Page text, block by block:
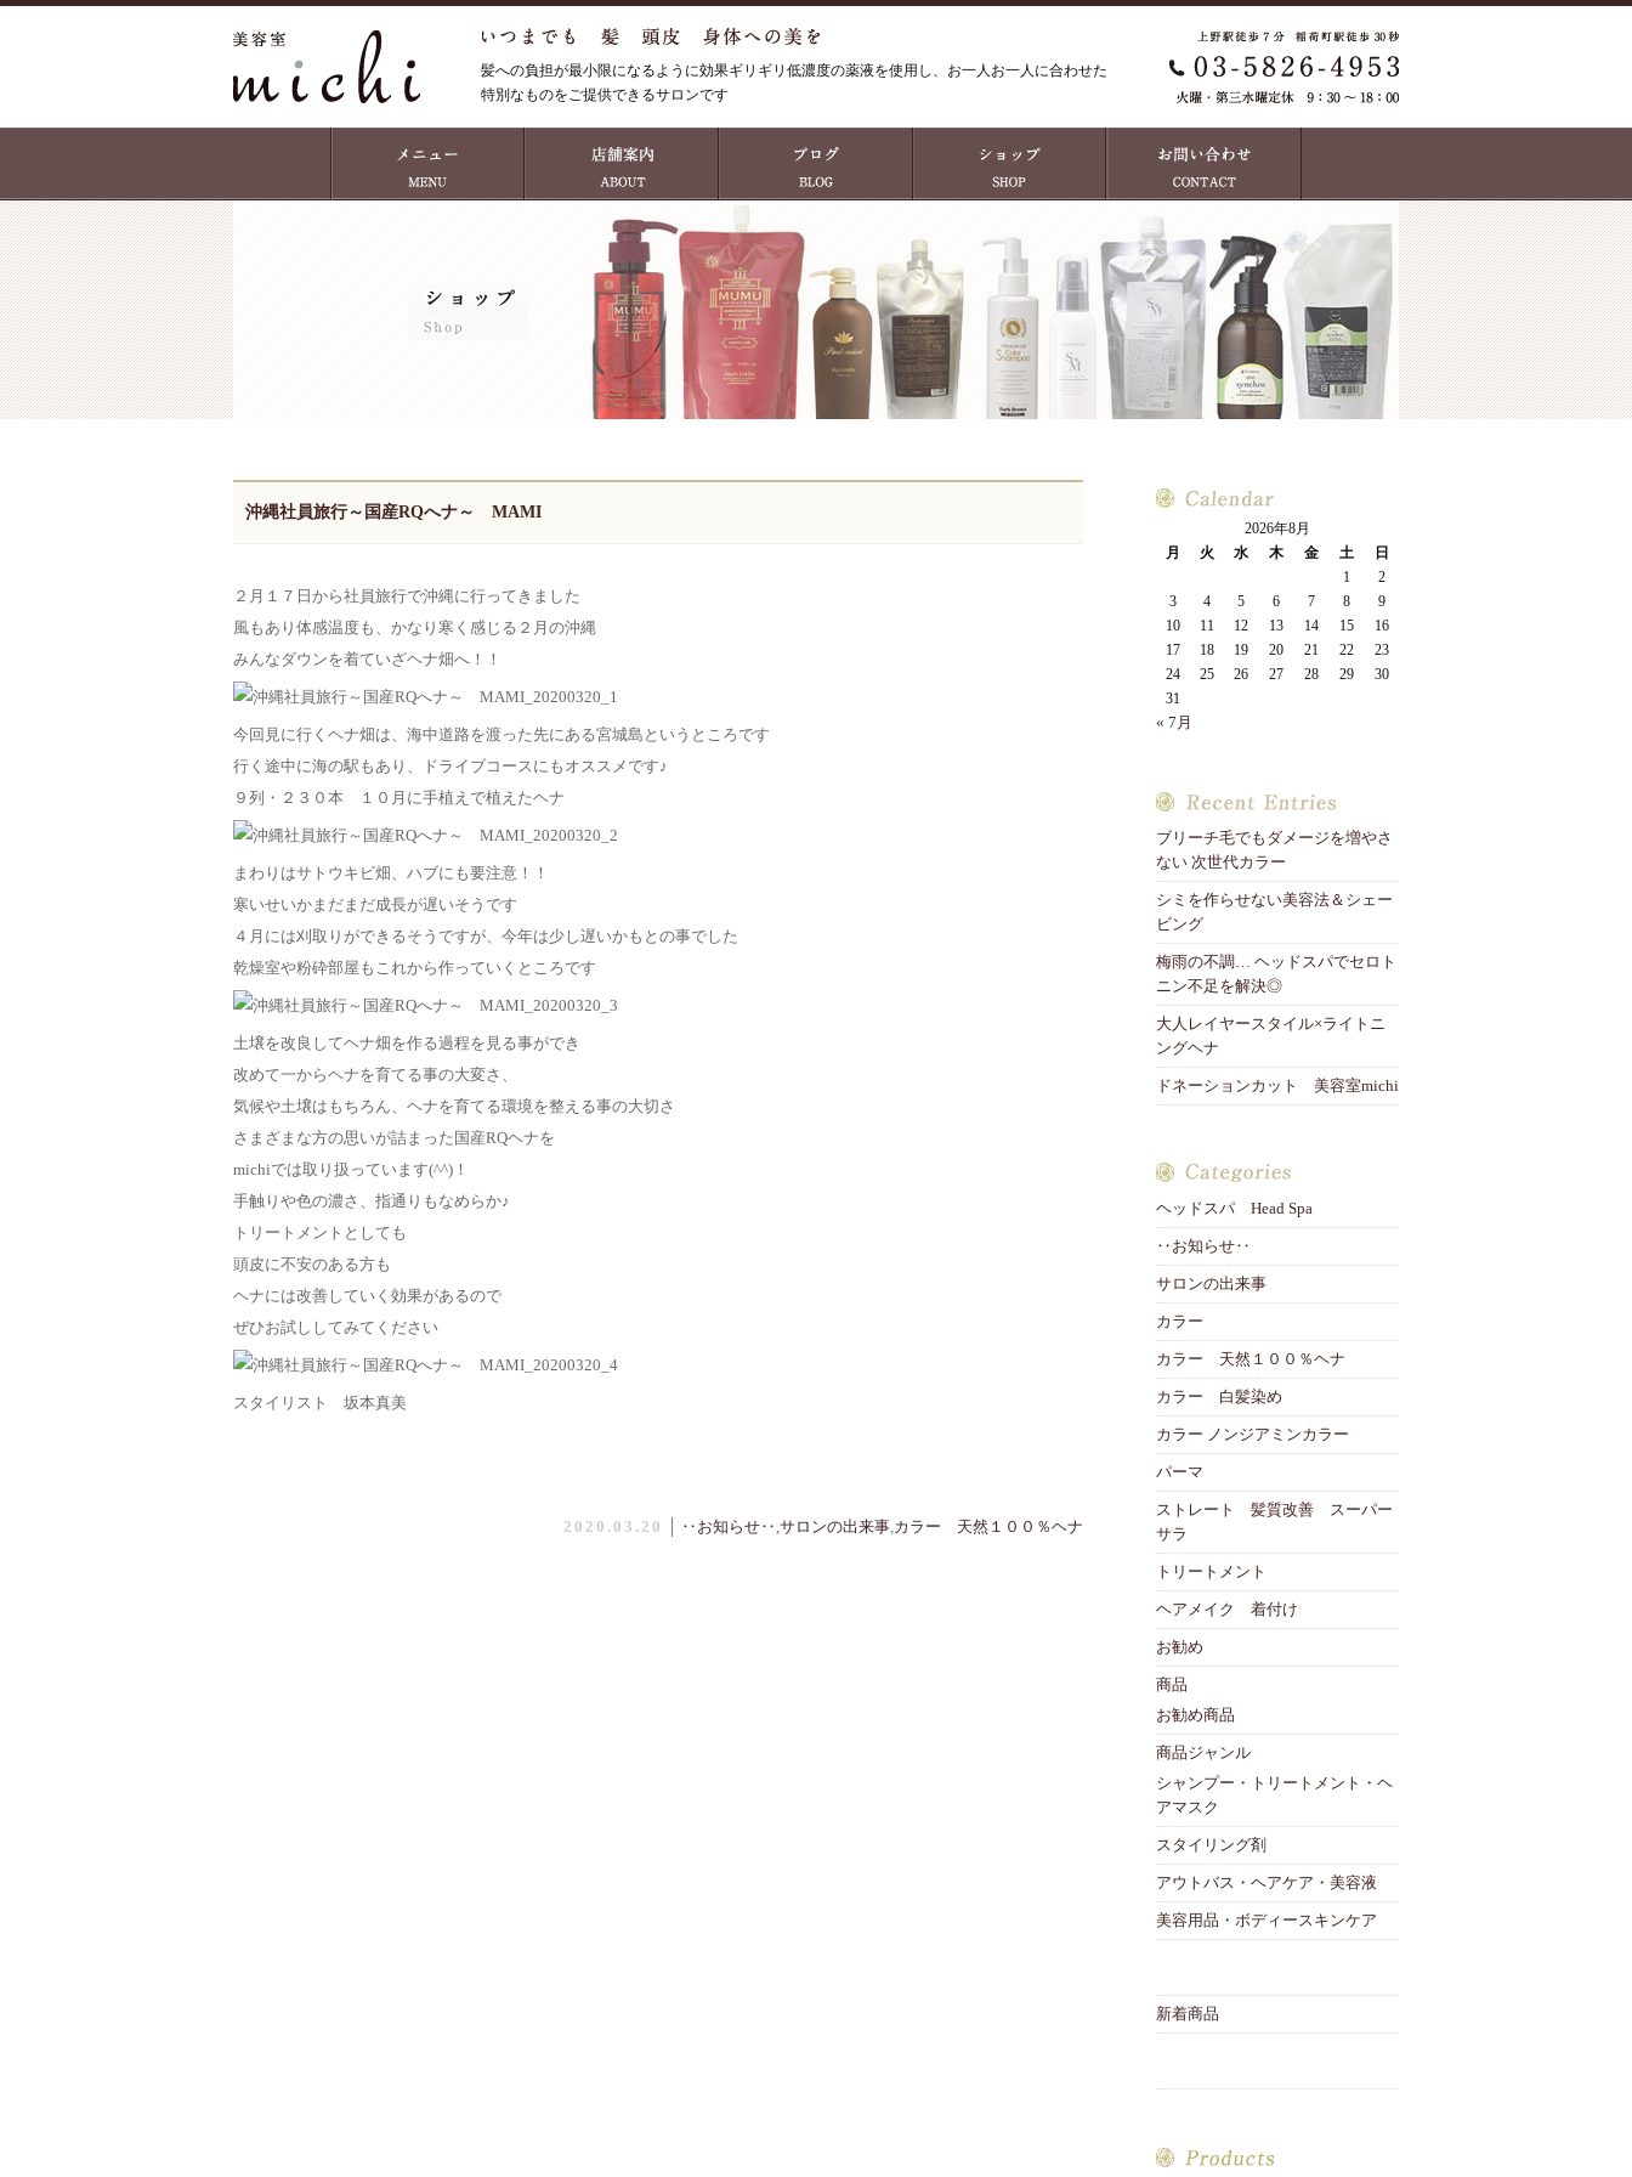
髪への負担が最小限になるように効果ギリギリ低濃度の薬液を使用し、お一人お一人に合わせた
特別なものをご提供できるサロンです
沖縄社員旅行～国産RQへナ～ MAMI
２月１７日から社員旅行で沖縄に行ってきました
風もあり体感温度も、かなり寒く感じる２月の沖縄
みんなダウンを着ていざヘナ畑へ！！
今回見に行くヘナ畑は、海中道路を渡った先にある宮城島というところです
行く途中に海の駅もあり、ドライブコースにもオススメです♪
９列・２３０本 １０月に手植えで植えたヘナ
まわりはサトウキビ畑、ハブにも要注意！！
寒いせいかまだまだ成長が遅いそうです
４月には刈取りができるそうですが、今年は少し遅いかもとの事でした
乾燥室や粉砕部屋もこれから作っていくところです
土壌を改良してヘナ畑を作る過程を見る事ができ
改めて一からヘナを育てる事の大変さ、
気候や土壌はもちろん、ヘナを育てる環境を整える事の大切さ
さまざまな方の思いが詰まった国産RQヘナを
michiでは取り扱っています(^^)！
手触りや色の濃さ、指通りもなめらか♪
トリートメントとしても
頭皮に不安のある方も
ヘナには改善していく効果があるので
ぜひお試ししてみてください
スタイリスト 坂本真美
2020.03.20 ‥お知らせ‥ ,サロンの出来事,カラー 天然１００％ヘナ
2026年8月
月
火 水 木 金 土
日
1
2
3
4 5 6 7 8
9
10
11 12 13 14 15
16
17
18 19 20 21 22
23
24
25 26 27 28 29
30
31
« 7月
ブリーチ毛でもダメージを増やさ
ない 次世代カラー
シミを作らせない美容法＆シェー
ビング
梅雨の不調… ヘッドスパでセロト
ニン不足を解決◎
大人レイヤースタイル×ライトニ
ングヘナ
ドネーションカット 美容室michi
ヘッドスパ Head Spa
‥お知らせ‥
サロンの出来事
カラー
カラー 天然１００％ヘナ
カラー 白髪染め
カラー ノンジアミンカラー
パーマ
ストレート 髪質改善 スーパー
サラ
トリートメント
ヘアメイク 着付け
お勧め
商品
お勧め商品
商品ジャンル
シャンプー・トリートメント・ヘ
アマスク
スタイリング剤
アウトバス・ヘアケア・美容液
美容用品・ボディースキンケア
新着商品